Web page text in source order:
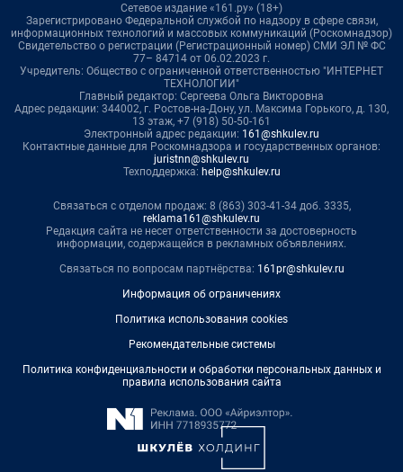
Сетевое издание «161.ру» (18+)
Зарегистрировано Федеральной службой по надзору в сфере связи,
информационных технологий и массовых коммуникаций (Роскомнадзор)
Свидетельство о регистрации (Регистрационный номер) СМИ ЭЛ № ФС
77– 84714 от 06.02.2023 г.
Учредитель: Общество с ограниченной ответственностью "ИНТЕРНЕТ
ТЕХНОЛОГИИ"
Главный редактор: Сергеева Ольга Викторовна
Адрес редакции: 344002, г. Ростов-на-Дону, ул. Максима Горького, д. 130,
13 этаж, +7 (918) 50-50-161
Электронный адрес редакции: 161@shkulev.ru
Контактные данные для Роскомнадзора и государственных органов:
juristnn@shkulev.ru
Техподдержка: help@shkulev.ru
Связаться с отделом продаж: 8 (863) 303-41-34 доб. 3335,
reklama161@shkulev.ru
Редакция сайта не несет ответственности за достоверность
информации, содержащейся в рекламных объявлениях.
Связаться по вопросам партнёрства: 161pr@shkulev.ru
Информация об ограничениях
Политика использования cookies
Рекомендательные системы
Политика конфиденциальности и обработки персональных данных и
правила использования сайта